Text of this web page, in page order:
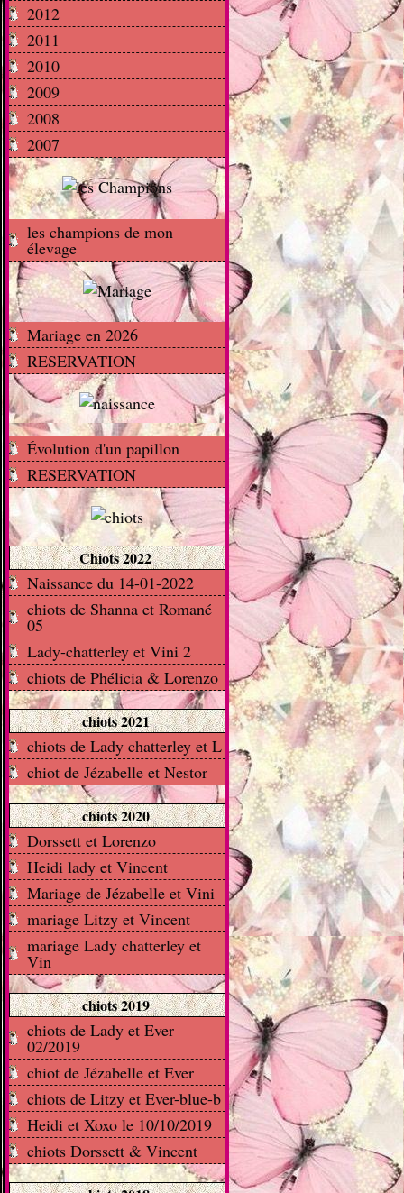
2012
2011
2010
2009
2008
2007
les champions de mon
élevage
Mariage en 2026
RESERVATION
Évolution d'un papillon
RESERVATION
Chiots 2022
Naissance du 14-01-2022
chiots de Shanna et Romané
05
Lady-chatterley et Vini 2
chiots de Phélicia & Lorenzo
chiots 2021
chiots de Lady chatterley et L
chiot de Jézabelle et Nestor
chiots 2020
Dorssett et Lorenzo
Heidi lady et Vincent
Mariage de Jézabelle et Vini
mariage Litzy et Vincent
mariage Lady chatterley et
Vin
chiots 2019
chiots de Lady et Ever
02/2019
chiot de Jézabelle et Ever
chiots de Litzy et Ever-blue-b
Heidi et Xoxo le 10/10/2019
chiots Dorssett & Vincent